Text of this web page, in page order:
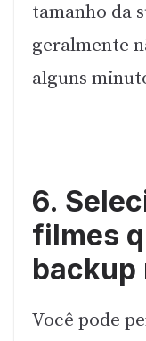
tamanho da
geralmente
alguns
6.
filmes
backup
Você pode